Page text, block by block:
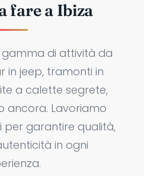
fare a Ibiza
di attività da
in jeep, tramonti in
a calette segrete,
ancora. Lavoriamo
garantire qualità,
in ogni